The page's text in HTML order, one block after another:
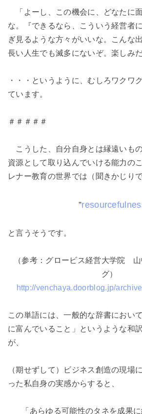
「よーし、この機会に、どなたに
な。『できるなら、こういう経営者
ぎ見るような方々がいいな。こんな
長い人生でも滅多にないぞ。楽しみだ
・・・というように、むしろワクワ
ています。
＃＃＃＃＃
こうした、自分自身とは縁遠いも
資源として取り込んでいける能力の
レナー教育の世界では（聞きかじりで
”
と言うそうです。
（参考：グロービス経営大学院
グ）
http://venchaya.doorblog.jp/
この単語には、一般的な辞書におい
に富んでいること」というような和
が、
（期せずして）ビジネス創造の現場
った私自身の実感からすると、
「あらゆる可能性のタネを成果